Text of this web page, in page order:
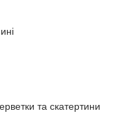
та скатертини